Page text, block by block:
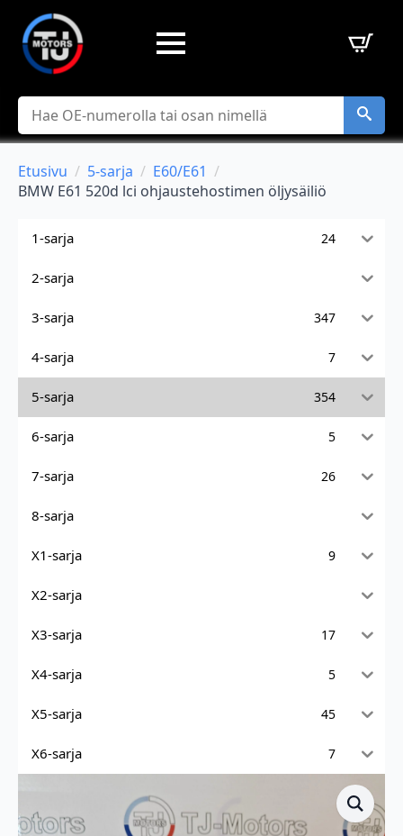
Hae
Etusivu 5-sarja
E60/E61
BMW E61 520d lci ohjaustehostimen öljysäiliö
1-sarja 24
2-sarja
3-sarja 347
4-sarja 7
5-sarja 354
6-sarja 5
7-sarja 26
8-sarja
X1-sarja 9
X2-sarja
X3-sarja 17
X4-sarja 5
X5-sarja 45
X6-sarja 7